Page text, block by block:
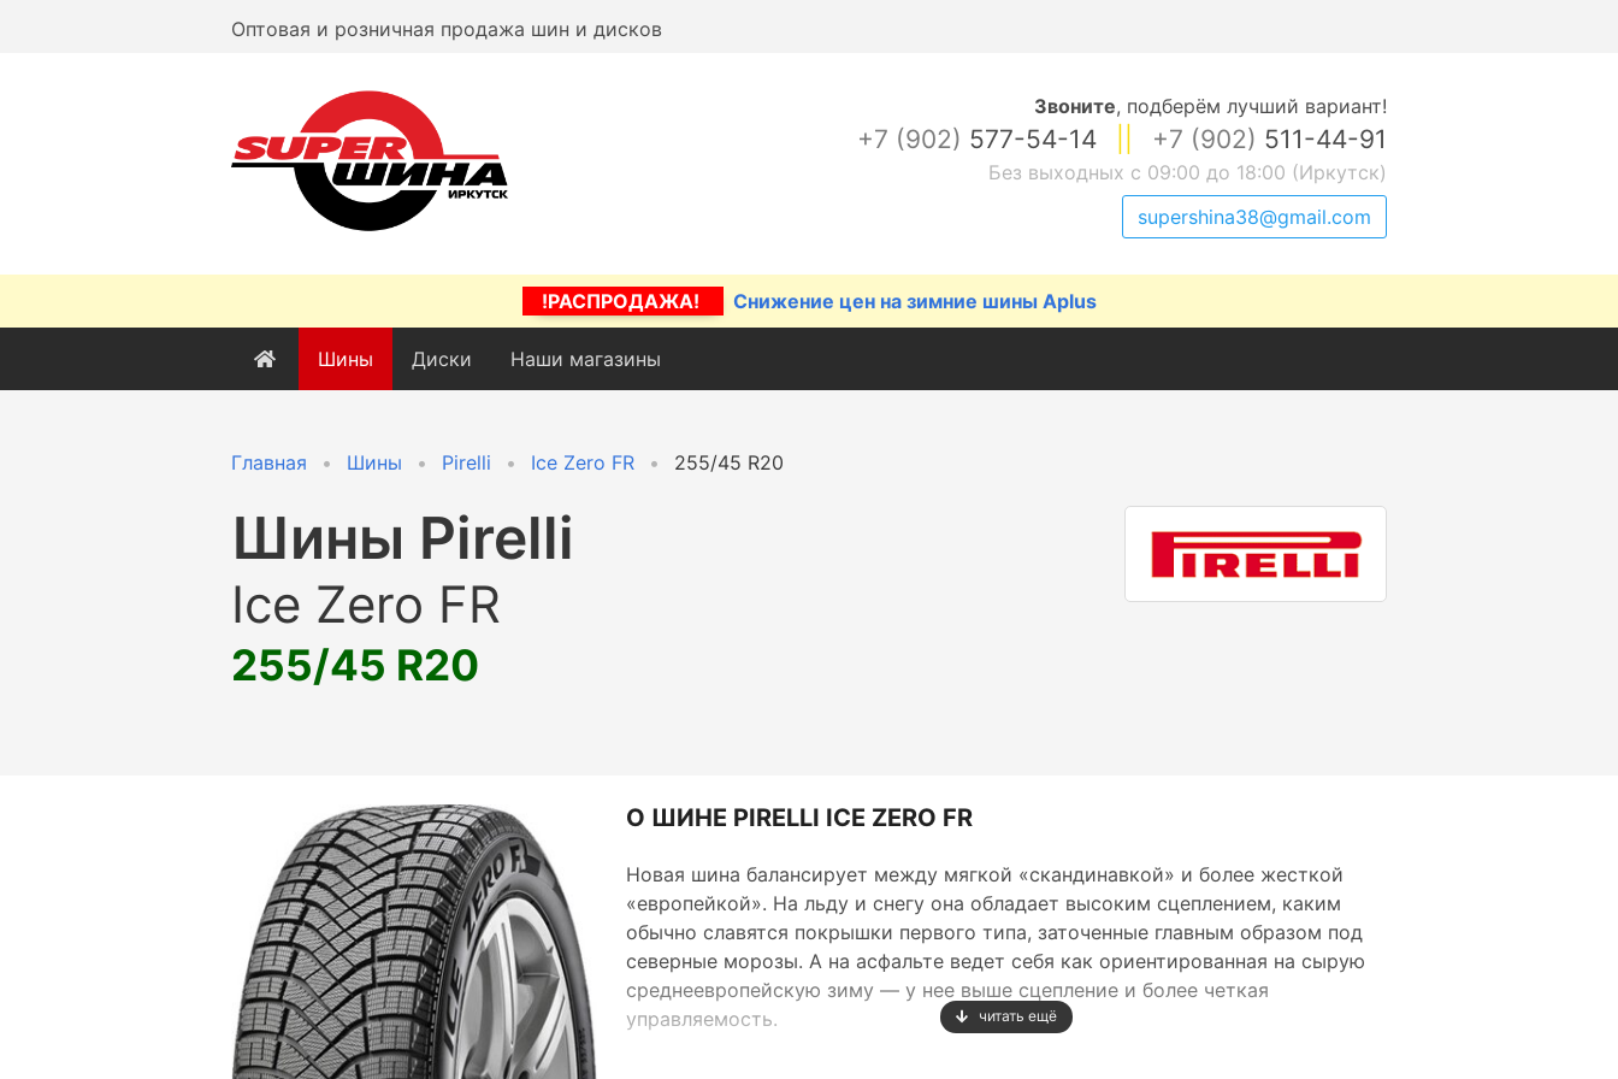
Оптовая и розничная продажа шин и дисков
Звоните, подберём лучший вариант!
+7 (902) 577-54-14 +7 (902) 511-44-91
Без выходных с 09:00 до 18:00 (Иркутск)
supershina38@gmail.com
!РАСПРОДАЖА! Снижение цен на зимние шины Aplus
Шины Диски Наши магазины
Главная Шины Pirelli Ice Zero FR 255/45 R20
Шины Pirelli
Ice Zero FR
255/45 R20
О ШИНЕ PIRELLI ICE ZERO FR
Новая шина балансирует между мягкой «скандинавкой» и более жесткой
«европейкой». На льду и снегу она обладает высоким сцеплением, каким
обычно славятся покрышки первого типа, заточенные главным образом под
северные морозы. А на асфальте ведет себя как ориентированная на сырую
среднеевропейскую зиму — у нее выше сцепление и более четкая
управляемость.
читать ещё